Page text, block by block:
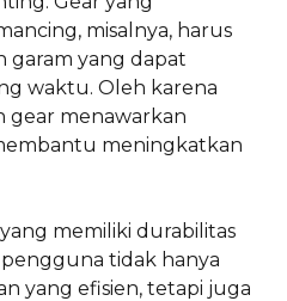
misalnya, harus
garam yang dapat
waktu. Oleh karena
gear menawarkan
meningkatkan
memiliki durabilitas
tidak hanya
yang efisien, tetapi juga